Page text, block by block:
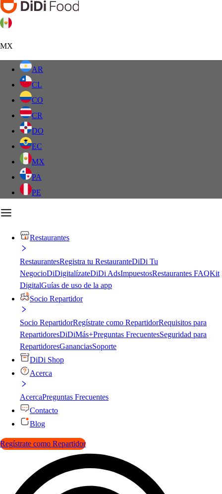
MX
AR
CL
CO
CR
DO
EC
MX
PA
PE
Restaurantes
RestaurantesRegistra tu RestauranteDiDi Tu
NegocioDiDigitalízateDiDi AdsImpuestosRestaurantes FAQKit
DigitalGuías de uso de la app
Socio Repartidor
Socio RepartidorRegístrate como RepartidorRequisitos para
RepartidoresDiDiMás+Preguntas FrecuentesSeguridad para
RepartidoresGananciasSoporte
DiDi Shop
Acerca
AcercaPreguntas Frecuentes
Contacto
Blog
Regístrate como Repartidor